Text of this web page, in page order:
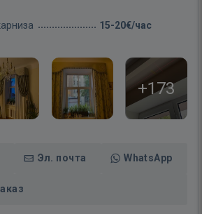
15-20€/час
+173
Эл. почта WhatsApp